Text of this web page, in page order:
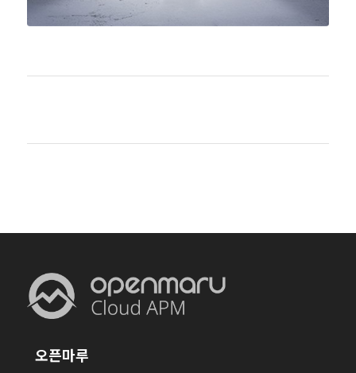
오픈마루